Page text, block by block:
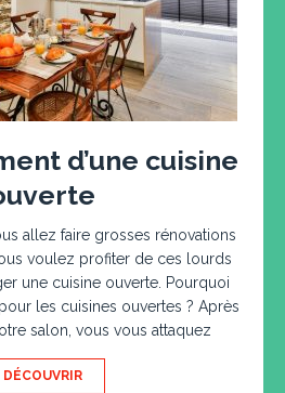
d’une cuisine
allez faire grosses rénovations
voulez profiter de ces lourds
une cuisine ouverte. Pourquoi
les cuisines ouvertes ? Après
salon, vous vous attaquez
DÉCOUVRIR